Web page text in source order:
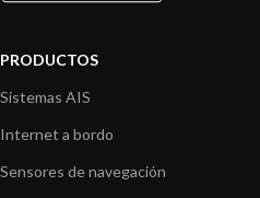
PRODUCTOS
Sistemas AIS
Internet a bordo
Sensores de navegación